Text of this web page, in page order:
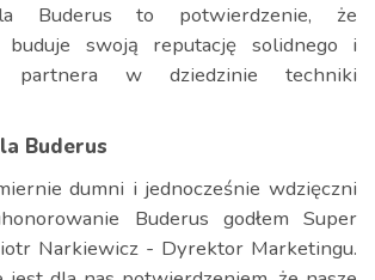
Buderus to potwierdzenie, że
buduje swoją reputację solidnego i
partnera w dziedzinie techniki
Buderus
dumni i jednocześnie wdzięczni
Buderus godłem Super
Narkiewicz - Dyrektor Marketingu.